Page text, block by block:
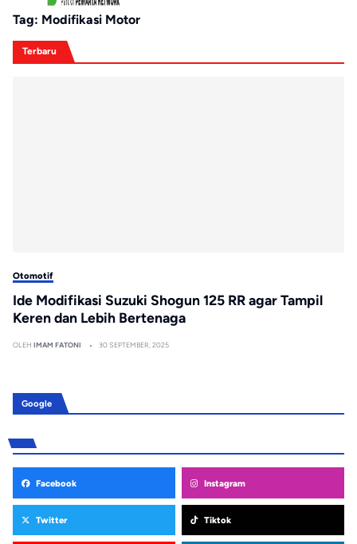
Tag: Modifikasi Motor
Terbaru
Otomotif
Ide Modifikasi Suzuki Shogun 125 RR agar Tampil
Keren dan Lebih Bertenaga
OLEH IMAM FATONI 30 SEPTEMBER, 2025
Google
Facebook Instagram
Twitter Tiktok